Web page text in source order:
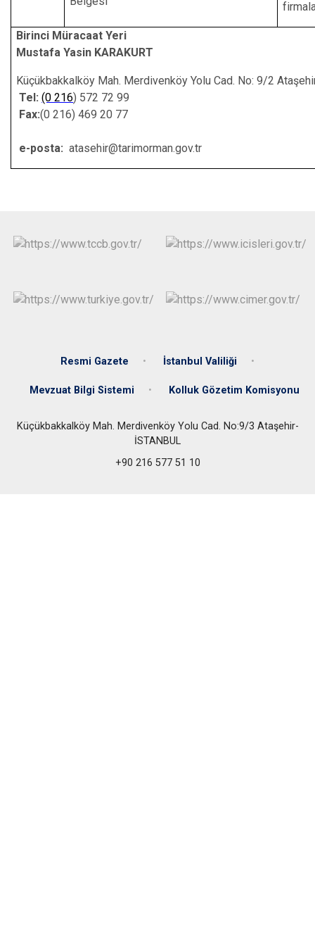
Birinci Müracaat Yeri
Mustafa Yasin KARAKURT
Küçükbakkalköy Mah. Merdivenköy Yolu Cad. No: 9/2
Tel: (0 216) 572
Fax:(0 216) 469 20 77
e-posta:atasehir@tarimorman.gov.tr
Resmi Gazete İstanbul Valiliği
Mevzuat Bilgi Sistemi Kolluk Gözetim Komisyonu
Küçükbakkalköy Mah. Merdivenköy Yolu Cad. No:9/3 Ataşehir-
İSTANBUL
+90 216 577 51 10